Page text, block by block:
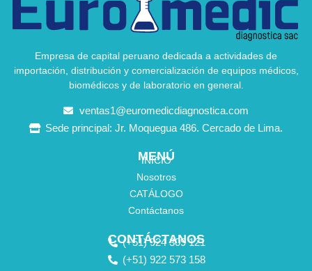
Empresa de capital peruano dedicada a actividades de
importación, distribución y comercialización de equipos médicos,
biomédicos y de laboratorio en general.
ventas1@euromedicdiagnostica.com
Sede principal: Jr. Moquegua 486. Cercado de Lima.
MENÚ
INICIO
Nosotros
CATÁLOGO
Contáctanos
CONTÁCTANOS
(+51) 924 309 121
(+51) 922 573 158